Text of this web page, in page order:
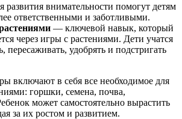
развития внимательности помогут детям
ответственными и заботливыми.
— ключевой навык, который
через игры с растениями. Дети учатся
пересаживать, удобрять и подстригать
включают в себя все необходимое для
горшки, семена, почва,
может самостоятельно вырастить
за их ростом и развитием.